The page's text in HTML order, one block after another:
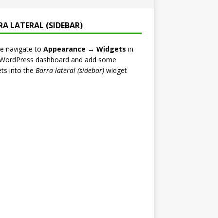
LATERAL (SIDEBAR)
navigate to Appearance → Widgets in
dashboard and add some
into the Barra lateral (sidebar)widget